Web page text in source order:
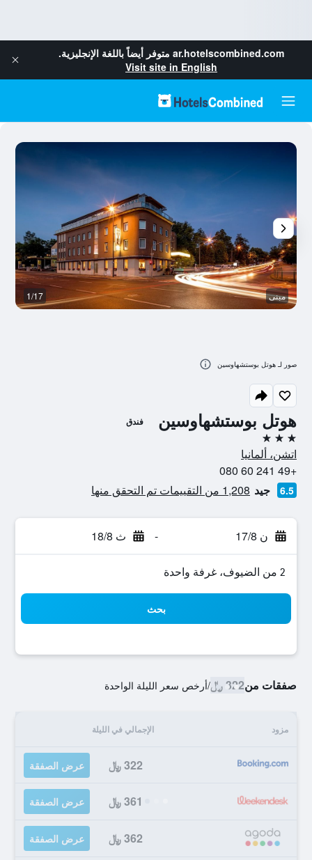
ar.hotelscombined.com متوفر أيضاً باللغة الإنجليزية.
Visit site in English
هوتل بوستشهاوسين فندق
3 نجوم
اتشن، ألمانيا
+49 241 60 080
6.5 جيد 1,208 من التقييمات تم التحقق منها
ن 17/8 - ث 18/8
2 من الضيوف، غرفة واحدة
بحث
صفقات من322 ﷼ /أرخص سعر الليلة الواحدة
مزود الإجمالي في الليلة
322 ﷼ عرض الصفقة
361 ﷼ عرض الصفقة
362 ﷼ عرض الصفقة
مبنى 1/17
صور لـ هوتل بوستشهاوسين